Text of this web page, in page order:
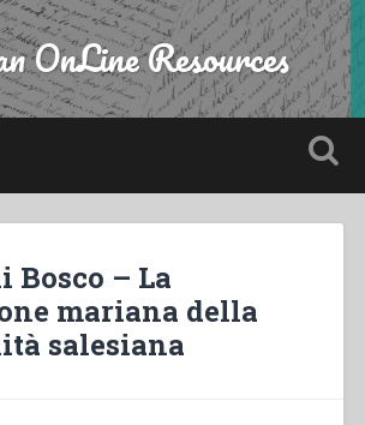
OnLine Resources
Bosco – La
mariana della
salesiana